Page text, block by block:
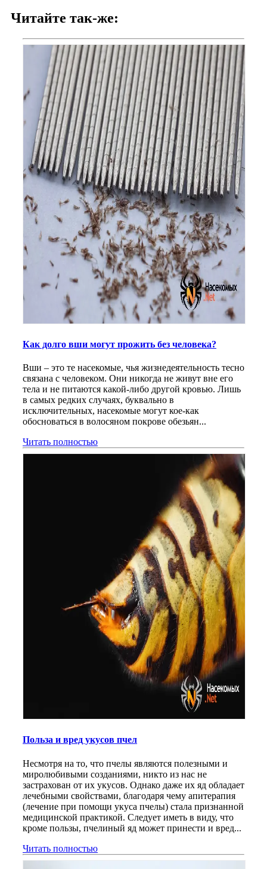
Читайте так-же:
Как долго вши могут прожить без человека?
Вши – это те насекомые, чья жизнедеятельность тесно
связана с человеком. Они никогда не живут вне его
тела и не питаются какой-либо другой кровью. Лишь
в самых редких случаях, буквально в
исключительных, насекомые могут кое-как
обосноваться в волосяном покрове обезьян...
Читать полностью
Польза и вред укусов пчел
Несмотря на то, что пчелы являются полезными и
миролюбивыми созданиями, никто из нас не
застрахован от их укусов. Однако даже их яд обладает
лечебными свойствами, благодаря чему апитерапия
(лечение при помощи укуса пчелы) стала признанной
медицинской практикой. Следует иметь в виду, что
кроме пользы, пчелиный яд может принести и вред...
Читать полностью